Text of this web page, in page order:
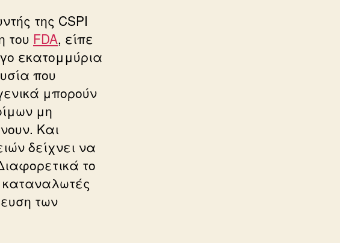
της CSPI
του FDA, είπε
εκατομμύρια
που
μπορούν
μη
Και
δείχνει να
το
καταναλωτές
των